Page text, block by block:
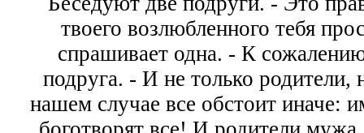
твоего возлюбленного тебя
спрашивает одна. - К
подруга. - И не только
нашем случае все обстоит иначе: